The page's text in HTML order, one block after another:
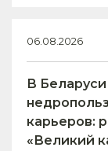
06.08.2026
В
карьеров:
«Великий